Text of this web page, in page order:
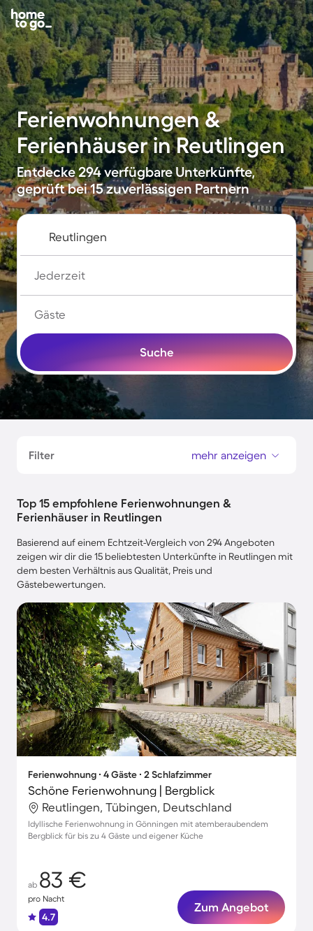
Ferienwohnungen &
Ferienhäuser in Reutlingen
Entdecke 294 verfügbare Unterkünfte,
geprüft bei 15 zuverlässigen Partnern
Jederzeit
Gäste
Suche
Filter mehr anzeigen
Top 15 empfohlene Ferienwohnungen &
Ferienhäuser in Reutlingen
Basierend auf einem Echtzeit-Vergleich von 294 Angeboten
zeigen wir dir die 15 beliebtesten Unterkünfte in Reutlingen mit
dem besten Verhältnis aus Qualität, Preis und
Gästebewertungen.
Ferienwohnung ∙ 4 Gäste ∙ 2 Schlafzimmer
Schöne Ferienwohnung | Bergblick
Reutlingen, Tübingen, Deutschland
Idyllische Ferienwohnung in Gönningen mit atemberaubendem
Bergblick für bis zu 4 Gäste und eigener Küche
ab 83 €
pro Nacht
4.7
Zum Angebot